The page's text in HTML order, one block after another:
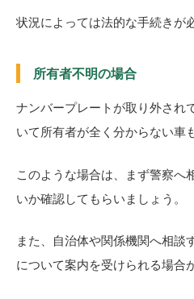
状況によっては法的な手続きが
所有者不明の場合
ナンバープレートが取り外され
いて所有者が全く分からない車
このような場合は、まず警察へ
いか確認してもらいましょう。
また、自治体や関係機関へ相談
について案内を受けられる場合